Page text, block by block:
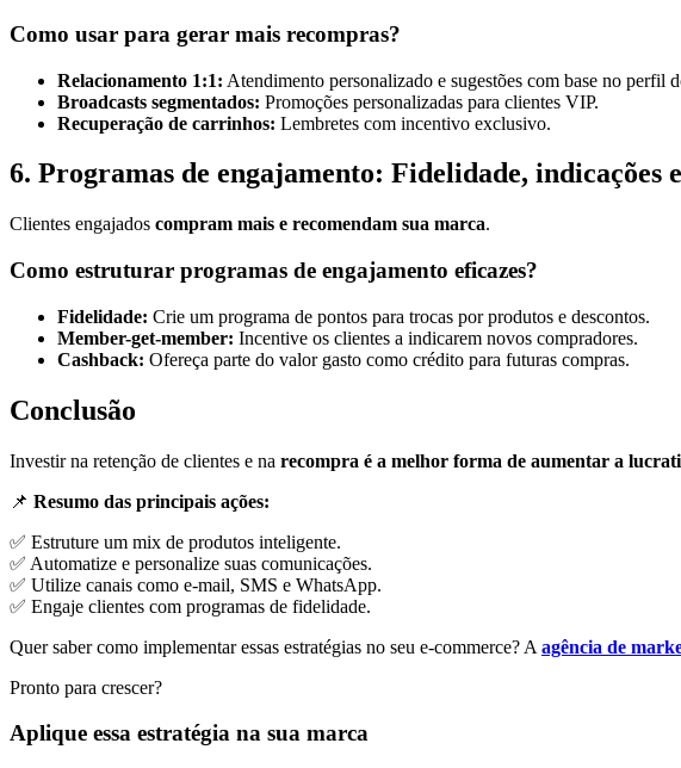
Como usar para gerar mais recompras?
Relacionamento 1:1: Atendimento personalizado e sugestões com base no perfil
Broadcasts segmentados: Promoções personalizadas para clientes VIP.
Recuperação de carrinhos: Lembretes com incentivo exclusivo.
6. Programas de engajamento: Fidelidade, indicações
Clientes engajados compram mais e recomendam sua marca.
Como estruturar programas de engajamento eficazes?
Fidelidade: Crie um programa de pontos para trocas por produtos e descontos.
Member-get-member: Incentive os clientes a indicarem novos compradores.
Cashback: Ofereça parte do valor gasto como crédito para futuras compras.
Conclusão
Investir na retenção de clientes e na recompra é a melhor forma de aumentar a
📌 Resumo das principais ações:
✅ Estruture um mix de produtos inteligente.
✅ Automatize e personalize suas comunicações.
✅ Utilize canais como e-mail, SMS e WhatsApp.
✅ Engaje clientes com programas de fidelidade.
Quer saber como implementar essas estratégias no seu e-commerce? A agência de
Pronto para crescer?
Aplique essa estratégia na sua marca